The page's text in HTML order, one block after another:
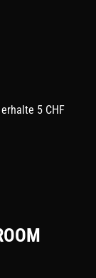
5 CHF